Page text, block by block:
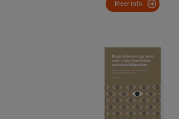
Meer info